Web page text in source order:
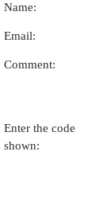
Name:
Email:
Comment:
Enter the code
shown: